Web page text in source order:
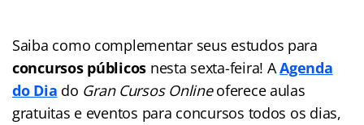
Saiba como complementar seus estudos para
concursos públicos nesta sexta-feira! AAgenda
do Dia do Gran Cursos Onlineoferece aulas
gratuitas e eventos para concursos todos os dias,